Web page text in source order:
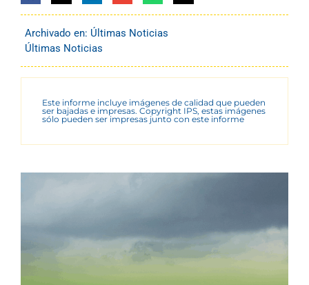
Archivado en: Últimas Noticias
Últimas Noticias
Este informe incluye imágenes de calidad que pueden
ser bajadas e impresas. Copyright IPS, estas imágenes
sólo pueden ser impresas junto con este informe